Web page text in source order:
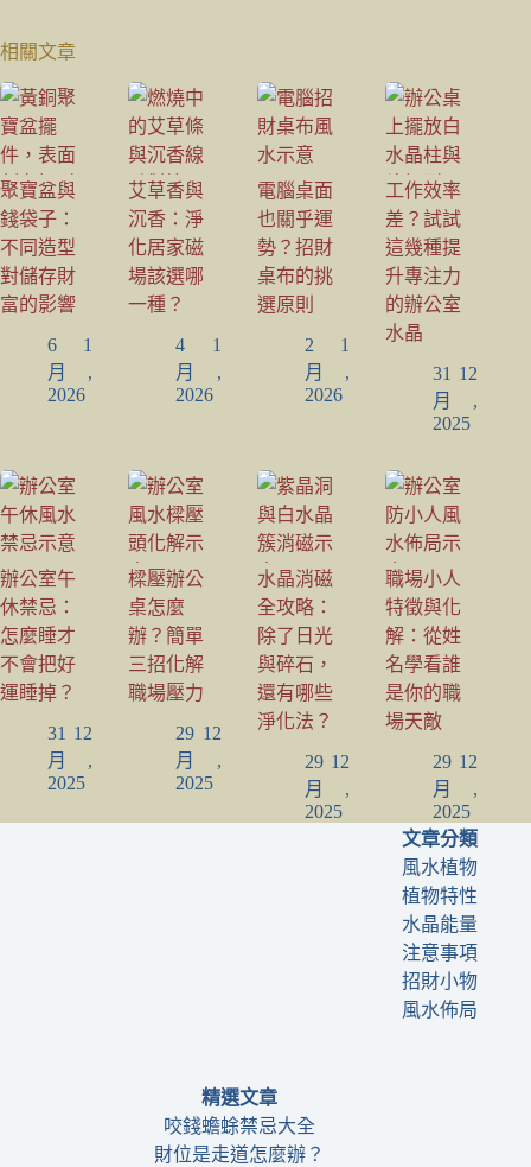
相關文章
聚寶盆與
錢袋子：
不同造型
對儲存財
富的影響
6 1
月,
2026
艾草香與
沉香：淨
化居家磁
場該選哪
一種？
4 1
月,
2026
電腦桌面
也關乎運
勢？招財
桌布的挑
選原則
2 1
月,
2026
工作效率
差？試試
這幾種提
升專注力
的辦公室
水晶
31 12
月,
2025
辦公室午
休禁忌：
怎麼睡才
不會把好
運睡掉？
31 12
月,
2025
樑壓辦公
桌怎麼
辦？簡單
三招化解
職場壓力
29 12
月,
2025
水晶消磁
全攻略：
除了日光
與碎石，
還有哪些
淨化法？
29 12
月,
2025
職場小人
特徵與化
解：從姓
名學看誰
是你的職
場天敵
29 12
月,
2025
文章分類
風水植物
植物特性
水晶能量
注意事項
招財小物
風水佈局
精選文章
咬錢蟾蜍禁忌大全
財位是走道怎麼辦？